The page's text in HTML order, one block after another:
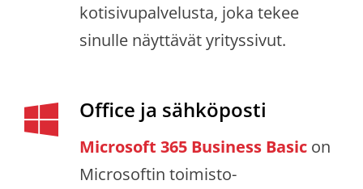
kotisivupalvelusta, joka tekee
sinulle näyttävät yrityssivut.
Office ja sähköposti
Microsoft 365 Business Basic on
Microsoftin toimisto-